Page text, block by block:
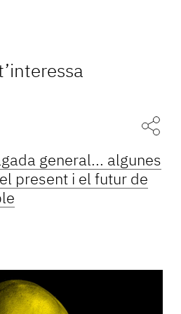
general... algunes
present i el futur de